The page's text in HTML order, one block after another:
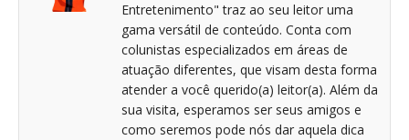
Entretenimento" traz ao seu leitor uma
gama versátil de conteúdo. Conta com
colunistas especializados em áreas de
atuação diferentes, que visam desta forma
atender a você querido(a) leitor(a). Além da
sua visita, esperamos ser seus amigos e
como seremos pode nós dar aquela dica